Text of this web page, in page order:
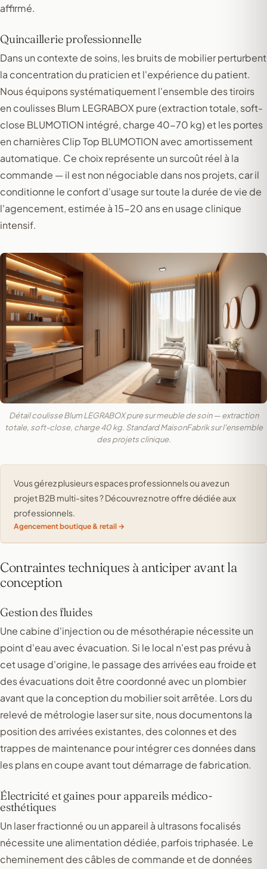
affirmé.
Quincaillerie professionnelle
Dans un contexte de soins, les bruits de mobilier perturbent
la concentration du praticien et l'expérience du patient.
Nous équipons systématiquement l'ensemble des tiroirs
en coulisses Blum LEGRABOX pure (extraction totale, soft-
close BLUMOTION intégré, charge 40-70 kg) et les portes
en charnières Clip Top BLUMOTION avec amortissement
automatique. Ce choix représente un surcoût réel à la
commande — il est non négociable dans nos projets, car il
conditionne le confort d'usage sur toute la durée de vie de
l'agencement, estimée à 15-20 ans en usage clinique
intensif.
Détail coulisse Blum LEGRABOX pure sur meuble de soin — extraction
totale, soft-close, charge 40 kg. Standard MaisonFabrik sur l'ensemble
des projets clinique.
Vous gérez plusieurs espaces professionnels ou avez un
projet B2B multi-sites ? Découvrez notre offre dédiée aux
professionnels.
Agencement boutique & retail
Contraintes techniques à anticiper avant la
conception
Gestion des fluides
Une cabine d'injection ou de mésothérapie nécessite un
point d'eau avec évacuation. Si le local n'est pas prévu à
cet usage d'origine, le passage des arrivées eau froide et
des évacuations doit être coordonné avec un plombier
avant que la conception du mobilier soit arrêtée. Lors du
relevé de métrologie laser sur site, nous documentons la
position des arrivées existantes, des colonnes et des
trappes de maintenance pour intégrer ces données dans
les plans en coupe avant tout démarrage de fabrication.
Électricité et gaines pour appareils médico-
esthétiques
Un laser fractionné ou un appareil à ultrasons focalisés
nécessite une alimentation dédiée, parfois triphasée. Le
cheminement des câbles de commande et de données